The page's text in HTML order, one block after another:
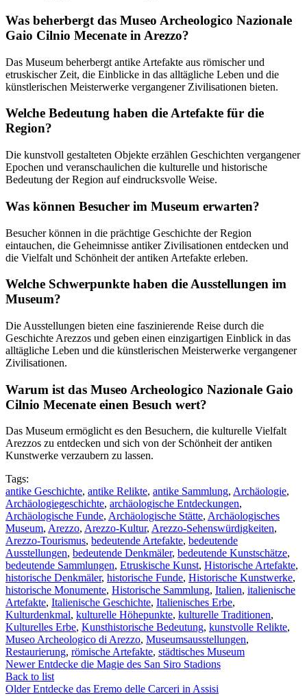
Was beherbergt das Museo Archeologico Nazionale
Gaio Cilnio Mecenate in Arezzo?
Das Museum beherbergt antike Artefakte aus römischer und
etruskischer Zeit, die Einblicke in das alltägliche Leben und die
künstlerischen Meisterwerke vergangener Zivilisationen bieten.
Welche Bedeutung haben die Artefakte für die
Region?
Die kunstvoll gestalteten Objekte erzählen Geschichten vergangener
Epochen und veranschaulichen die kulturelle und historische
Bedeutung der Region auf eindrucksvolle Weise.
Was können Besucher im Museum erwarten?
Besucher können in die prächtige Geschichte der Region
eintauchen, die Geheimnisse antiker Zivilisationen entdecken und
die Vielfalt und Schönheit der antiken Artefakte erleben.
Welche Schwerpunkte haben die Ausstellungen im
Museum?
Die Ausstellungen bieten eine faszinierende Reise durch die
Geschichte Arezzos und geben einen einzigartigen Einblick in das
alltägliche Leben und die künstlerischen Meisterwerke vergangener
Zivilisationen.
Warum ist das Museo Archeologico Nazionale Gaio
Cilnio Mecenate einen Besuch wert?
Das Museum ermöglicht es den Besuchern, die kulturelle Vielfalt
Arezzos zu entdecken und sich von der Schönheit der antiken
Kunstwerke verzaubern zu lassen.
Tags:
antike Geschichte, antike Relikte, antike Sammlung, Archäologie,
Archäologiegeschichte, archäologische Entdeckungen,
Archäologische Funde, Archäologische Stätte, Archäologisches
Museum, Arezzo, Arezzo-Kultur, Arezzo-Sehenswürdigkeiten,
Arezzo-Tourismus, bedeutende Artefakte, bedeutende
Ausstellungen, bedeutende Denkmäler, bedeutende Kunstschätze,
bedeutende Sammlungen, Etruskische Kunst, Historische Artefakte,
historische Denkmäler, historische Funde, Historische Kunstwerke,
historische Monumente, Historische Sammlung, Italien, italienische
Artefakte, Italienische Geschichte, Italienisches Erbe,
Kulturdenkmal, kulturelle Höhepunkte, kulturelle Traditionen,
Kulturelles Erbe, Kunsthistorische Bedeutung, kunstvolle Relikte,
Museo Archeologico di Arezzo, Museumsausstellungen,
Restaurierung, römische Artefakte, städtisches Museum
Newer Entdecke die Magie des San Siro Stadions
Back to list
Older Entdecke das Eremo delle Carceri in Assisi